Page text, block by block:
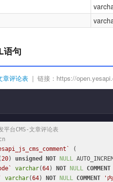
语句
章评论表 | 链接：https://
台CMS-文章评论表
(
20) unsigned NOT NULL
varchar(64) NOT NULL COMMENT
varchar(64) NOT NULL COMMENT '